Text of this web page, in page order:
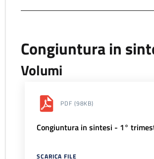
Congiuntura in
Volumi
PDF (98KB)
Congiuntura in sintesi - 1°
SCARICA FILE